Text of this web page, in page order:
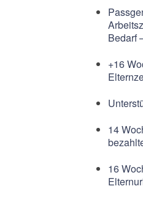
Bedarf
+16
14
16